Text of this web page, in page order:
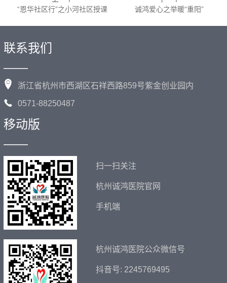
“恩华社区行”之小河社区授课
诚鸿爱心之举暖“重阳”
联系我们
——
浙江省杭州市西湖区石祥西路859号紫金创业园内
0571-88250487
移动版
——
扫一扫关注
杭州诚鸿医院官网
手机端
杭州诚鸿医院公众微信号
抖音号: 2245769495